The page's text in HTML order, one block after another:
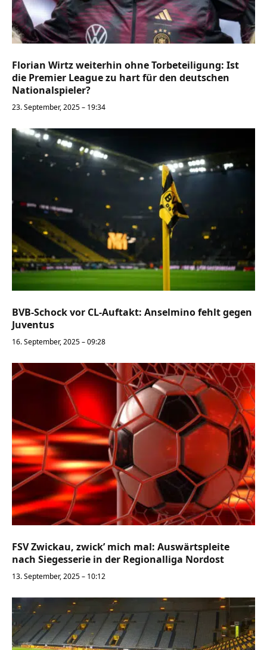
Florian Wirtz weiterhin ohne Torbeteiligung: Ist
die Premier League zu hart für den deutschen
Nationalspieler?
23. September, 2025 – 19:34
BVB-Schock vor CL-Auftakt: Anselmino fehlt gegen
Juventus
16. September, 2025 – 09:28
FSV Zwickau, zwick’ mich mal: Auswärtspleite
nach Siegesserie in der Regionalliga Nordost
13. September, 2025 – 10:12